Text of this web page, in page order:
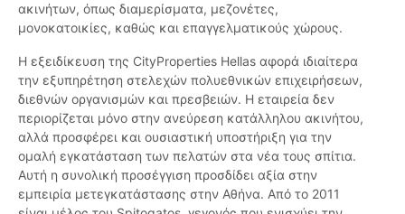
ακινήτων, όπως διαμερίσματα, μεζονέτες,
μονοκατοικίες, καθώς και επαγγελματικούς χώρους.
Η εξειδίκευση της CityProperties Hellas αφορά ιδιαίτερα
την εξυπηρέτηση στελεχών πολυεθνικών επιχειρήσεων,
διεθνών οργανισμών και πρεσβειών. Η εταιρεία δεν
περιορίζεται μόνο στην ανεύρεση κατάλληλου ακινήτου,
αλλά προσφέρει και ουσιαστική υποστήριξη για την
ομαλή εγκατάσταση των πελατών στα νέα τους σπίτια.
Αυτή η συνολική προσέγγιση προσδίδει αξία στην
εμπειρία μετεγκατάστασης στην Αθήνα. Από το 2011